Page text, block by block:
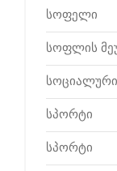
სოფელი
სოფლის
სპორტი
სპორტი